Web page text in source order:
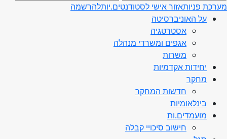
מערכת פניותאזור אישי לסטודנטים.יותלהרשמה
על האוניברסיטה
אסטרטגיה
אגפים ומשרדי מנהלה
משרות
יחידות אקדמיות
מחקר
חדשות המחקר
בינלאומיות
מועמדים.ות
חישוב סיכויי קבלה